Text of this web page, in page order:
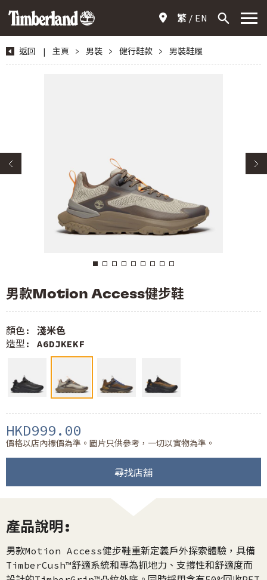
繁 EN
返回 | 主頁 > 男裝 > 健行鞋款 > 男裝鞋履
男款Motion Access健步鞋
顏色: 淺米色
造型: A6DJKEKF
HKD999.00
價格以店內標價為準。圖片只供參考，一切以實物為準。
尋找店舖
產品說明:
男款Motion Access健步鞋重新定義戶外探索體驗，具備
TimberCush™舒適系統和專為抓地力、支撐性和舒適度而